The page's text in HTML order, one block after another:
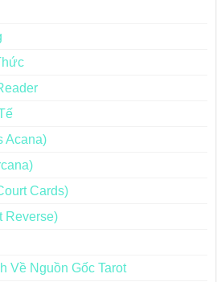
Acana)
Cards)
Reverse)
Về Nguồn Gốc Tarot